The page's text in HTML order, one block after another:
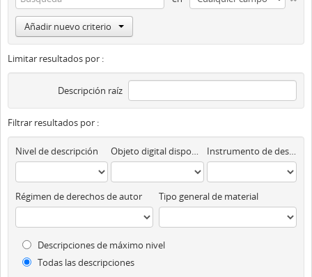
Añadir nuevo criterio
Limitar resultados por :
Descripción raíz
Filtrar resultados por :
Nivel de descripción Objeto digital disponibles Instrumento de descripción
Régimen de derechos de autor Tipo general de material
Descripciones de máximo nivel
Todas las descripciones